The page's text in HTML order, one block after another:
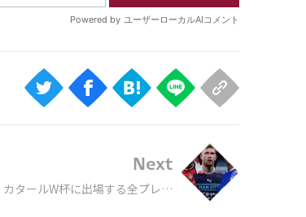
Next
カタールW杯に出場する全プレミ